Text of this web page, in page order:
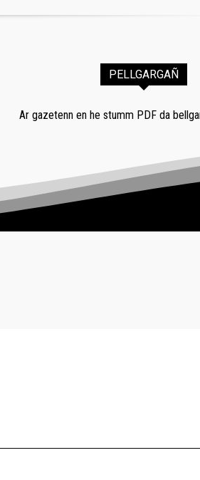
PELLGARGAÑ
Ar gazetenn en he stumm PDF da